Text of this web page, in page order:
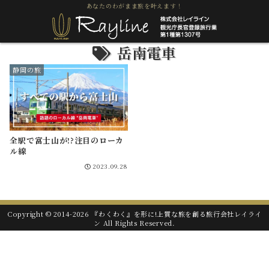
あなたのわがまま旅を叶えます！
岳南電車
静岡の旅
全駅で富士山が!?注目のローカ
ル線
2023.09.28
Copyright © 2014-2026 『わくわく』を形に!上質な旅を創る旅行会社レイライ
ン All Rights Reserved.